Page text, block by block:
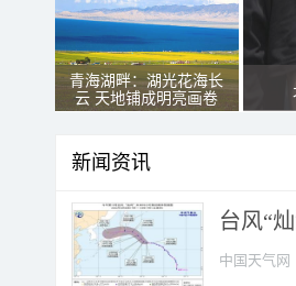
青海湖畔：湖光花海长
云 天地铺成明亮画卷
新闻资讯
台风“
中国天气网